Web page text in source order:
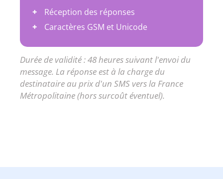
Réception des réponses
Caractères GSM et Unicode
Durée de validité : 48 heures suivant l'envoi du
message. La réponse est à la charge du
destinataire au prix d'un SMS vers la France
Métropolitaine (hors surcoût éventuel).